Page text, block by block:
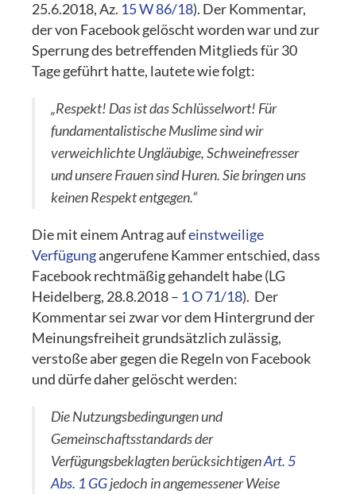
25.6.2018, Az. 15 W 86/18). Der Kommentar,
der von Facebook gelöscht worden war und zur
Sperrung des betreffenden Mitglieds für 30
Tage geführt hatte, lautete wie folgt:
„Respekt! Das ist das Schlüsselwort! Für
fundamentalistische Muslime sind wir
verweichlichte Ungläubige, Schweinefresser
und unsere Frauen sind Huren. Sie bringen uns
keinen Respekt entgegen.“
Die mit einem Antrag aufeinstweilige
Verfügungangerufene Kammer entschied, dass
Facebook rechtmäßig gehandelt habe (LG
Heidelberg, 28.8.2018 – 1 O 71/18). Der
Kommentar sei zwar vor dem Hintergrund der
Meinungsfreiheit grundsätzlich zulässig,
verstoße aber gegen die Regeln von Facebook
und dürfe daher gelöscht werden:
Die Nutzungsbedingungen und
Gemeinschaftsstandards der
Verfügungsbeklagten berücksichtigenArt. 5
Abs. 1 GGjedoch in angemessener Weise